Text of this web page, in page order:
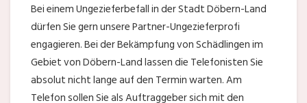
Bei einem Ungezieferbefall in der Stadt Döbern-Land
dürfen Sie gern unsere Partner-Ungezieferprofi
engagieren. Bei der Bekämpfung von Schädlingen im
Gebiet von Döbern-Land lassen die Telefonisten Sie
absolut nicht lange auf den Termin warten. Am
Telefon sollen Sie als Auftraggeber sich mit den